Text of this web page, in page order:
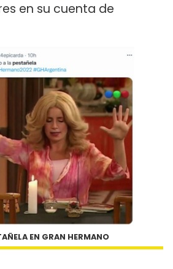
en su cuenta de
EN GRAN HERMANO